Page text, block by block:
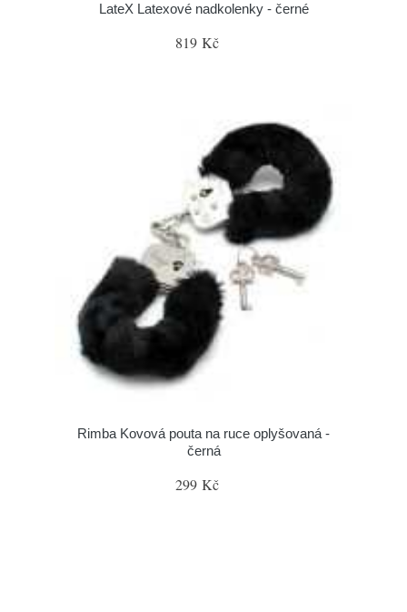
LateX Latexové nadkolenky - černé
819 Kč
Rimba Kovová pouta na ruce oplyšovaná -
černá
299 Kč